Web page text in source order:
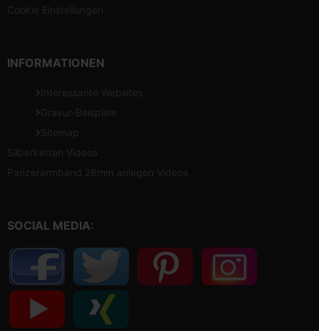
Cookie Einstellungen
INFORMATIONEN
Interessante Websites
Gravur-Beispiele
Sitemap
Silberketten Videos
Panzerarmband 28mm anlegen Videos
SOCIAL MEDIA: